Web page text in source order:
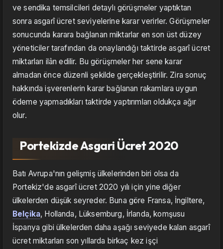
ve sendika temsilcileri detaylı görüşmeler yaptıktan
sonra asgarî ücret seviyelerine karar verirler. Görüşmeler
sonucunda karara bağlanan miktarlar en son üst düzey
yöneticiler tarafından da onaylandığı taktirde asgarî ücret
miktarları ilân edilir. Bu görüşmeler her sene karar
almadan önce düzenli şekilde gerçekleştirilir. Zira sonuç
hakkında işverenlerin karar bağlanan rakamlara uygun
ödeme yapmadıkları taktirde yaptırımları oldukça ağır
olur.
Portekizde Asgari Ücret 2020
Batı Avrupa'nın gelişmiş ülkelerinden biri olsa da
Portekiz'de asgarî ücret 2020 yılı için yine diğer
ülkelerden düşük seyreder. Buna göre Fransa, İngiltere,
Belçika, Hollanda, Lüksemburg, İrlanda, komşusu
İspanya gibi ülkelerden daha aşağı seviyede kalan asgarî
ücret miktarları son yıllarda birkaç kez işçi